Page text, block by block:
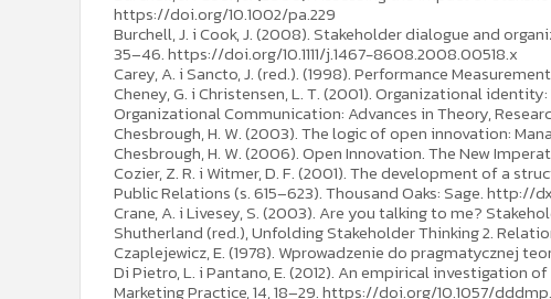
https://doi.org/10.1002/pa.229
Burchell, J. i Cook, J. (2008). Stakeholder dialogue and
35–46. https://doi.org/10.1111/j.1467-8608.2008.00518.x
Carey, A. i Sancto, J. (red.). (1998). Performance
Cheney, G. i Christensen, L. T. (2001). Organizational
Organizational Communication: Advances in Theory,
Chesbrough, H. W. (2003). The logic of open innovation:
Chesbrough, H. W. (2006). Open Innovation. The New
Cozier, Z. R. i Witmer, D. F. (2001). The development of a
Public Relations (s. 615–623). Thousand Oaks: Sage. http://
Crane, A. i Livesey, S. (2003). Are you talking to me?
Shutherland (red.), Unfolding Stakeholder Thinking 2.
Czaplejewicz, E. (1978). Wprowadzenie do pragmatycznej
Di Pietro, L. i Pantano, E. (2012). An empirical investigation
Marketing Practice, 14, 18–29. https://doi.org/10.1057/